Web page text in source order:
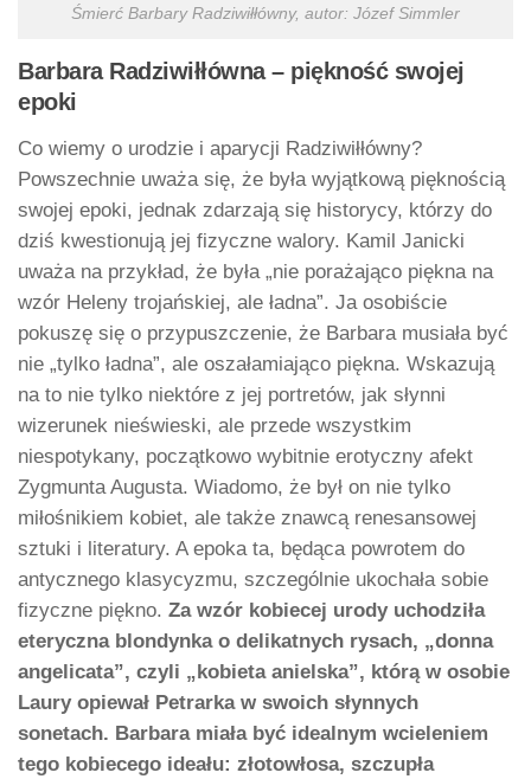
Śmierć Barbary Radziwiłłówny, autor: Józef Simmler
Barbara Radziwiłłówna – piękność swojej
epoki
Co wiemy o urodzie i aparycji Radziwiłłówny?
Powszechnie uważa się, że była wyjątkową pięknością
swojej epoki, jednak zdarzają się historycy, którzy do
dziś kwestionują jej fizyczne walory. Kamil Janicki
uważa na przykład, że była „nie porażająco piękna na
wzór Heleny trojańskiej, ale ładna”. Ja osobiście
pokuszę się o przypuszczenie, że Barbara musiała być
nie „tylko ładna”, ale oszałamiająco piękna. Wskazują
na to nie tylko niektóre z jej portretów, jak słynni
wizerunek nieświeski, ale przede wszystkim
niespotykany, początkowo wybitnie erotyczny afekt
Zygmunta Augusta. Wiadomo, że był on nie tylko
miłośnikiem kobiet, ale także znawcą renesansowej
sztuki i literatury. A epoka ta, będąca powrotem do
antycznego klasycyzmu, szczególnie ukochała sobie
fizyczne piękno. Za wzór kobiecej urody uchodziła
eteryczna blondynka o delikatnych rysach, „donna
angelicata”, czyli „kobieta anielska”, którą w osobie
Laury opiewał Petrarka w swoich słynnych
sonetach. Barbara miała być idealnym wcieleniem
tego kobiecego ideału: złotowłosa, szczupła